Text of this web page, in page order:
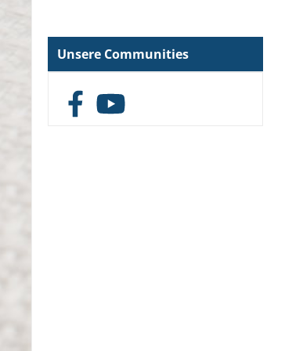
Unsere Communities
FacebookYouTube